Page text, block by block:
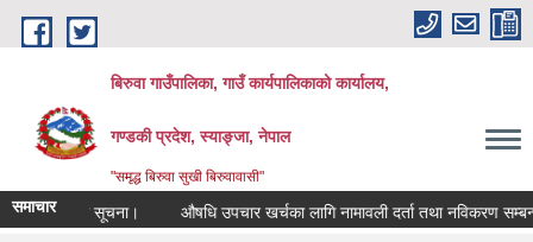
Skip to main content
बिरुवा गाउँपालिका, गाउँ कार्यपालिकाको कार्यालय,
गण्डकी प्रदेश, स्याङ्जा, नेपाल
"समृद्ध बिरुवा सुखी बिरुवावासी"
समाचार
सम्बन्धी सूचना। औषधि उपचार खर्चका लागि नामावली दर्ता तथा नविकरण सम्बन्धी